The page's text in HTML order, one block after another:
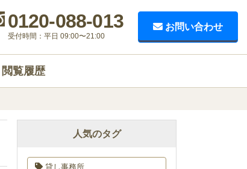
0120-088-013
受付時間：平日 09:00〜21:00
お問い合わせ
閲覧履歴
人気のタグ
貸し事務所